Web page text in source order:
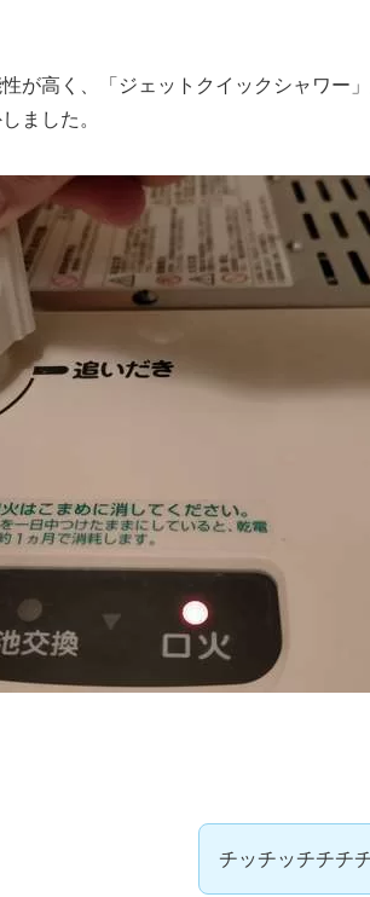
が高く、「ジェットクイックシャワー
ました。
チッチッチチチ